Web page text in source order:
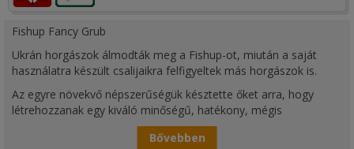
Fishup Fancy Grub
Ukrán horgászok álmodták meg a Fishup-ot, miután a saját
használatra készült csalijaikra felfigyeltek más horgászok is.
Az egyre növekvő népszerűségük késztette őket arra, hogy
létrehozzanak egy kiváló minőségű, hatékony, mégis
Bővebben